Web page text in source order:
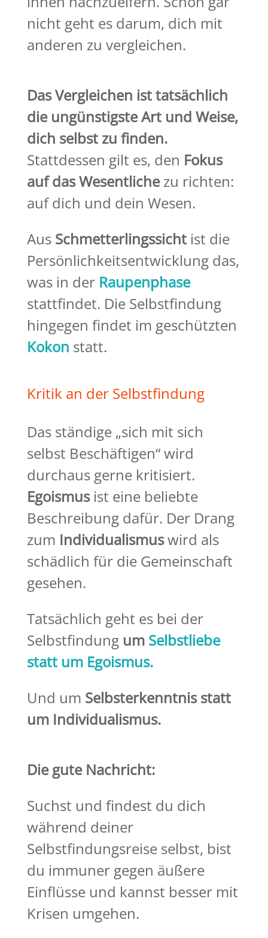
nicht geht es darum, dich mit
anderen zu vergleichen.
Das Vergleichen ist tatsächlich
die ungünstigste Art und Weise,
dich selbst zu finden.
Stattdessen gilt es, den Fokus
auf das Wesentlichezu richten:
auf dich und dein Wesen.
Aus Schmetterlingssichtist die
Persönlichkeitsentwicklung das,
was in der Raupenphase
stattfindet. Die Selbstfindung
hingegen findet im geschützten
Kokon statt.
Kritik an der Selbstfindung
Das ständige „sich mit sich
selbst Beschäftigen“ wird
durchaus gerne kritisiert.
Egoismusist eine beliebte
Beschreibung dafür. Der Drang
zum Individualismuswird als
schädlich für die Gemeinschaft
gesehen.
Tatsächlich geht es bei der
Selbstfindung um Selbstliebe
statt um Egoismus.
Und um Selbsterkenntnis statt
um Individualismus.
Die gute Nachricht:
Suchst und findest du dich
während deiner
Selbstfindungsreise selbst, bist
du immuner gegen äußere
Einflüsse und kannst besser mit
Krisen umgehen.